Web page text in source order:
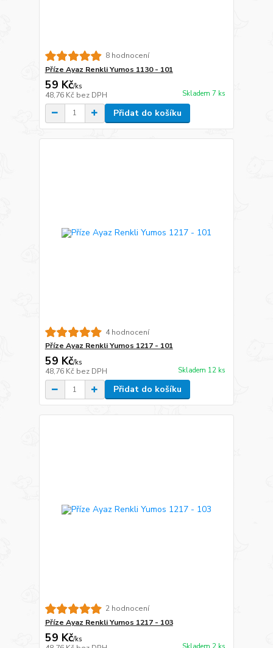
8 hodnocení
Příze Ayaz Renkli Yumos 1130 - 101
59 Kč/ks
48,76 Kč bez DPH Skladem 7 ks
Přidat do košíku
4 hodnocení
Příze Ayaz Renkli Yumos 1217 - 101
59 Kč/ks
48,76 Kč bez DPH Skladem 12 ks
Přidat do košíku
2 hodnocení
Příze Ayaz Renkli Yumos 1217 - 103
59 Kč/ks